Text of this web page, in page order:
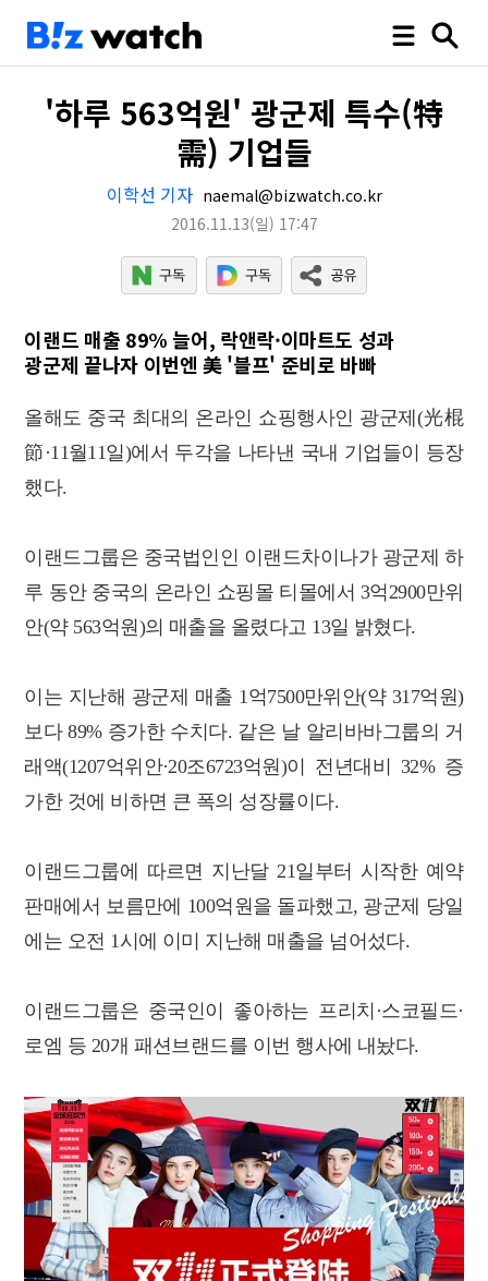
'하루 563억원' 광군제 특수(特
需) 기업들
이학선 기자 naemal@bizwatch.co.kr
2016.11.13(일) 17:47
이랜드 매출 89% 늘어, 락앤락·이마트도 성과
광군제 끝나자 이번엔 美 '블프' 준비로 바빠
올해도 중국 최대의 온라인 쇼핑행사인 광군제(光棍
節·11월11일)에서 두각을 나타낸 국내 기업들이 등장
했다.
이랜드그룹은 중국법인인 이랜드차이나가 광군제 하
루 동안 중국의 온라인 쇼핑몰 티몰에서 3억2900만위
안(약 563억원)의 매출을 올렸다고 13일 밝혔다.
이는 지난해 광군제 매출 1억7500만위안(약 317억원)
보다 89% 증가한 수치다. 같은 날 알리바바그룹의 거
래액(1207억위안·20조6723억원)이 전년대비 32% 증
가한 것에 비하면 큰 폭의 성장률이다.
이랜드그룹에 따르면 지난달 21일부터 시작한 예약
판매에서 보름만에 100억원을 돌파했고, 광군제 당일
에는 오전 1시에 이미 지난해 매출을 넘어섰다.
이랜드그룹은 중국인이 좋아하는 프리치·스코필드·
로엠 등 20개 패션브랜드를 이번 행사에 내놨다.